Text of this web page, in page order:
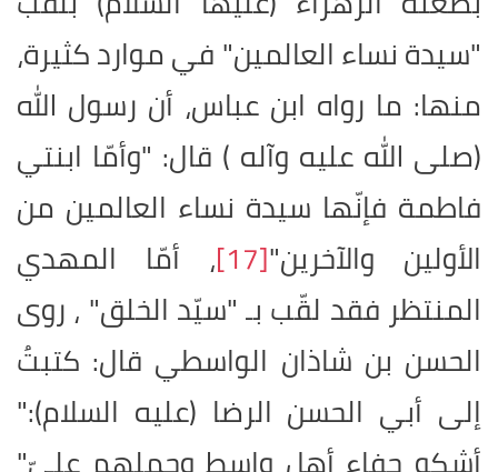
"سيدة نساء العالمين" في موارد كثيرة،
منها: ما رواه ابن عباس، أن رسول الله
(صلى الله عليه وآله ) قال: "وأمّا ابنتي
فاطمة فإنّها سيدة نساء العالمين من
الأولين والآخرين"[17]، أمّا المهدي
المنتظر فقد لقّب بـ "سيّد الخلق" ، روى
الحسن بن شاذان الواسطي قال: كتبتُ
إلى أبي الحسن الرضا (عليه السلام):
"